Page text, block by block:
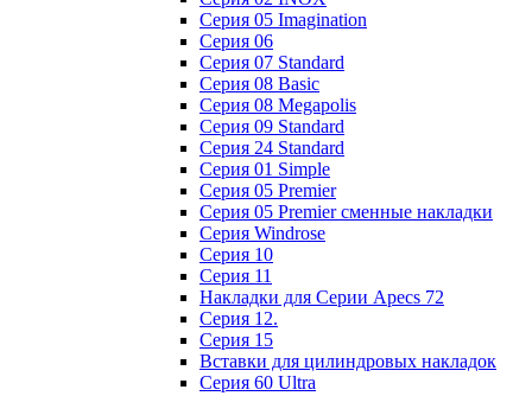
Cерия 05 Imagination
Cерия 06
Cерия 07 Standard
Cерия 08 Basic
Cерия 08 Megapolis
Cерия 09 Standard
Cерия 24 Standard
Серия 01 Simple
Серия 05 Premier
Серия 05 Premier сменные накладки
Cерия Windrose
Серия 10
Серия 11
Накладки для Серии Apecs 72
Серия 12.
Серия 15
Вставки для цилиндровых накладок
Серия 60 Ultra